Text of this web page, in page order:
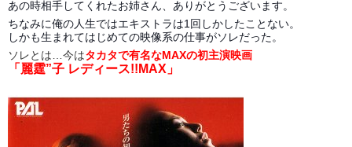
あの時相手してくれたお姉さん、ありがとうございます。
ちなみに俺の人生ではエキストラは1回しかしたことない。
しかも生まれてはじめての映像系の仕事がソレだった。
ソレとは…今はタカタで有名なMAXの初主演映画
「麗霆”子 レディース!!MAX」